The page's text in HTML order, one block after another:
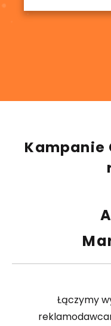
Kampanie
Łączymy